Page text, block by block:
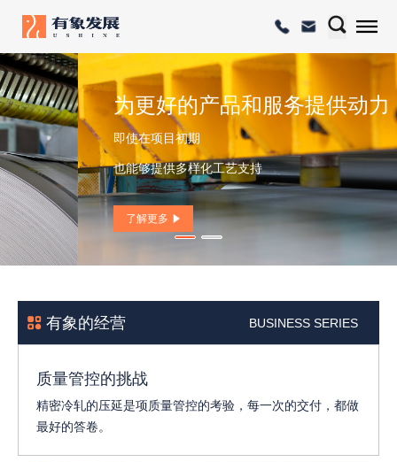
质量管控的挑战
当涉及到精密零件时，
我们能够将带钢的公差控制的非常严格。
了解更多
有象的经营 BUSINESS SERIES
质量管控的挑战
精密冷轧的压延是项质量管控的考验，每一次的交付，都做
最好的答卷。